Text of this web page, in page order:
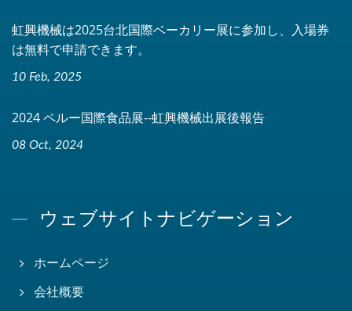
虹興機械は2025台北国際ベーカリー展に参加し、入場券
は無料で申請できます。
10 Feb, 2025
2024 ペルー国際食品展--虹興機械出展後報告
08 Oct, 2024
ウェブサイトナビゲーション
ホームページ
会社概要